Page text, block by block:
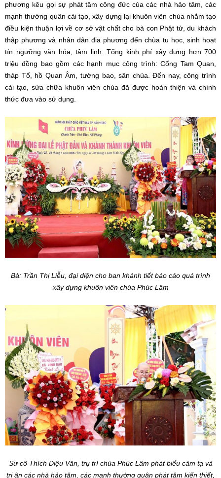
phương kêu gọi sự phát tâm công đức của các nhà hảo tâm, các
mạnh thường quân cải tạo, xây dựng lại khuôn viên chùa nhằm tạo
điều kiện thuận lợi về cơ sở vật chất cho bà con Phật tử, du khách
thập phương và nhân dân địa phương đến chùa tu học, sinh hoạt
tín ngưỡng văn hóa, tâm linh. Tổng kinh phí xây dựng hơn 700
triệu đồng bao gồm các hạnh mục công trình: Cổng Tam Quan,
tháp Tổ, hồ Quan Âm, tường bao, sân chùa. Đến nay, công trình
cải tạo, sửa chữa khuôn viên chùa đã được hoàn thiện và chính
thức đưa vào sử dụng.
Bà: Trần Thị Liễu, đại diện cho ban khánh tiết báo cáo quá trình
xây dựng khuôn viên chùa Phúc Lâm
Sư cô Thích Diệu Vân, trụ trì chùa Phúc Lâm phát biểu cảm tạ và
tri ân các nhà hảo tâm, các mạnh thường quân phát tâm kiến thiết,